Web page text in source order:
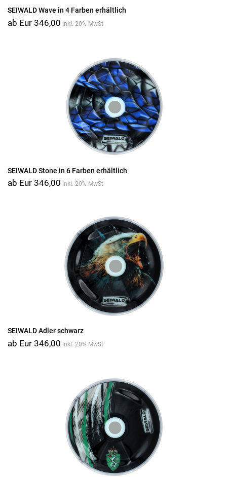
SEIWALD Wave in 4 Farben erhältlich
ab Eur 346,00 inkl. 20% MwSt
SEIWALD Stone in 6 Farben erhältlich
ab Eur 346,00 inkl. 20% MwSt
SEIWALD Adler schwarz
ab Eur 346,00 inkl. 20% MwSt